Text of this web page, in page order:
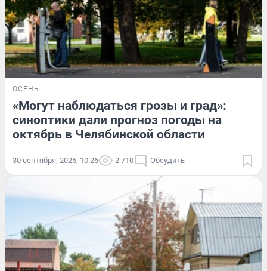
ОСЕНЬ
«Могут наблюдаться грозы и град»:
синоптики дали прогноз погоды на
октябрь в Челябинской области
30 сентября, 2025, 10:26 2 710 Обсудить